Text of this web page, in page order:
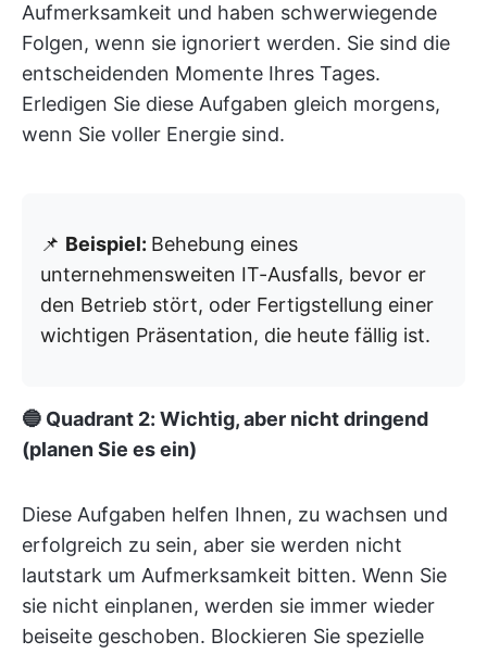
Aufmerksamkeit und haben schwerwiegende
Folgen, wenn sie ignoriert werden. Sie sind die
entscheidenden Momente Ihres Tages.
Erledigen Sie diese Aufgaben gleich morgens,
wenn Sie voller Energie sind.
📌 Beispiel: Behebung eines
unternehmensweiten IT-Ausfalls, bevor er
den Betrieb stört, oder Fertigstellung einer
wichtigen Präsentation, die heute fällig ist.
🔵 Quadrant 2: Wichtig, aber nicht dringend
(planen Sie es ein)
Diese Aufgaben helfen Ihnen, zu wachsen und
erfolgreich zu sein, aber sie werden nicht
lautstark um Aufmerksamkeit bitten. Wenn Sie
sie nicht einplanen, werden sie immer wieder
beiseite geschoben. Blockieren Sie spezielle